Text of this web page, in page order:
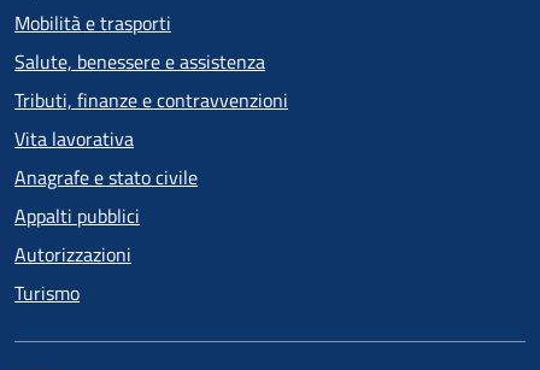
Mobilità e trasporti
Salute, benessere e assistenza
Tributi, finanze e contravvenzioni
Vita lavorativa
Anagrafe e stato civile
Appalti pubblici
Autorizzazioni
Turismo